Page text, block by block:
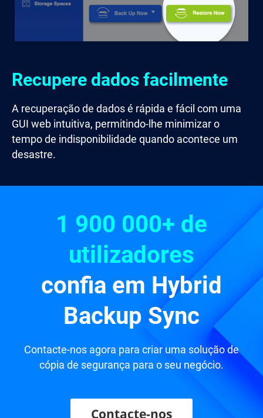
Recupere dados facilmente
A recuperação de dados é rápida e fácil com uma
GUI web intuitiva, permitindo-lhe minimizar o
tempo de indisponibilidade quando acontece um
desastre.
1 900 000+ de
utilizadores
confia em Hybrid
Backup Sync
Contacte-nos agora para criar uma solução de
cópia de segurança para o seu negócio.
Contacte-nos